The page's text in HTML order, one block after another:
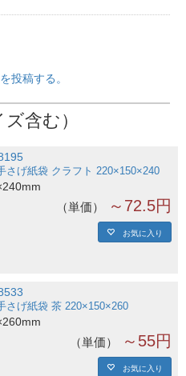
投稿する。
含む）
さげ紙袋 クラフト 220×150×240
単価 ～72.5円
お気に入り
さげ紙袋 茶 220×150×260
単価 ～55円
お気に入り